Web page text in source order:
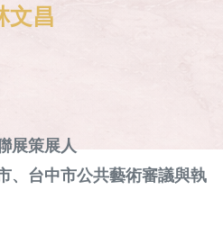
文昌
策展人
台中市公共藝術審議與執